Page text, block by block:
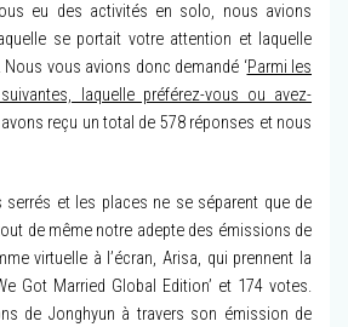
eu des activités en solo, nous avions
se portait votre attention et laquelle
vous avions donc demandé ‘Parmi les
laquelle préférez-vous ou avez-
avons reçu un total de 578 réponses et nous
et les places ne se séparent que de
de même notre adepte des émissions de
virtuelle à l’écran, Arisa, qui prennent la
Got Married Global Edition’ et 174 votes.
de Jonghyun à travers son émission de